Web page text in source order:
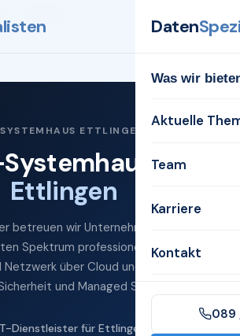
Daten
Was wir
Aktuelle
Team
Karriere
Kontakt
089
ETTLINGEN
für
Ettlingen
betreuen wir Unternehmen in Ettlingen
Spektrum professioneller IT-Services
über Cloud und Microsoft 365
und Managed Services.
Dienstleister für Ettlingen